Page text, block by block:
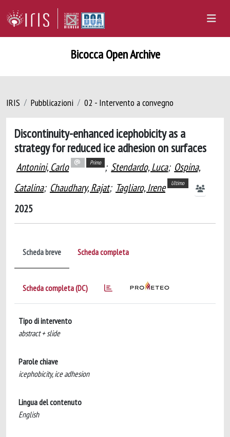
Bicocca Open Archive
IRIS Pubblicazioni 02 - Intervento a convegno
Discontinuity-enhanced icephobicity as a
strategy for reduced ice adhesion on surfaces
Antonini, Carlo Primo ; Stendardo, Luca; Ospina,
Catalina; Chaudhary, Rajat; Tagliaro, Irene Ultimo
2025
Scheda breve Scheda completa
Scheda completa (DC)
Tipo di intervento
abstract + slide
Parole chiave
icephobicity, ice adhesion
Lingua del contenuto
English